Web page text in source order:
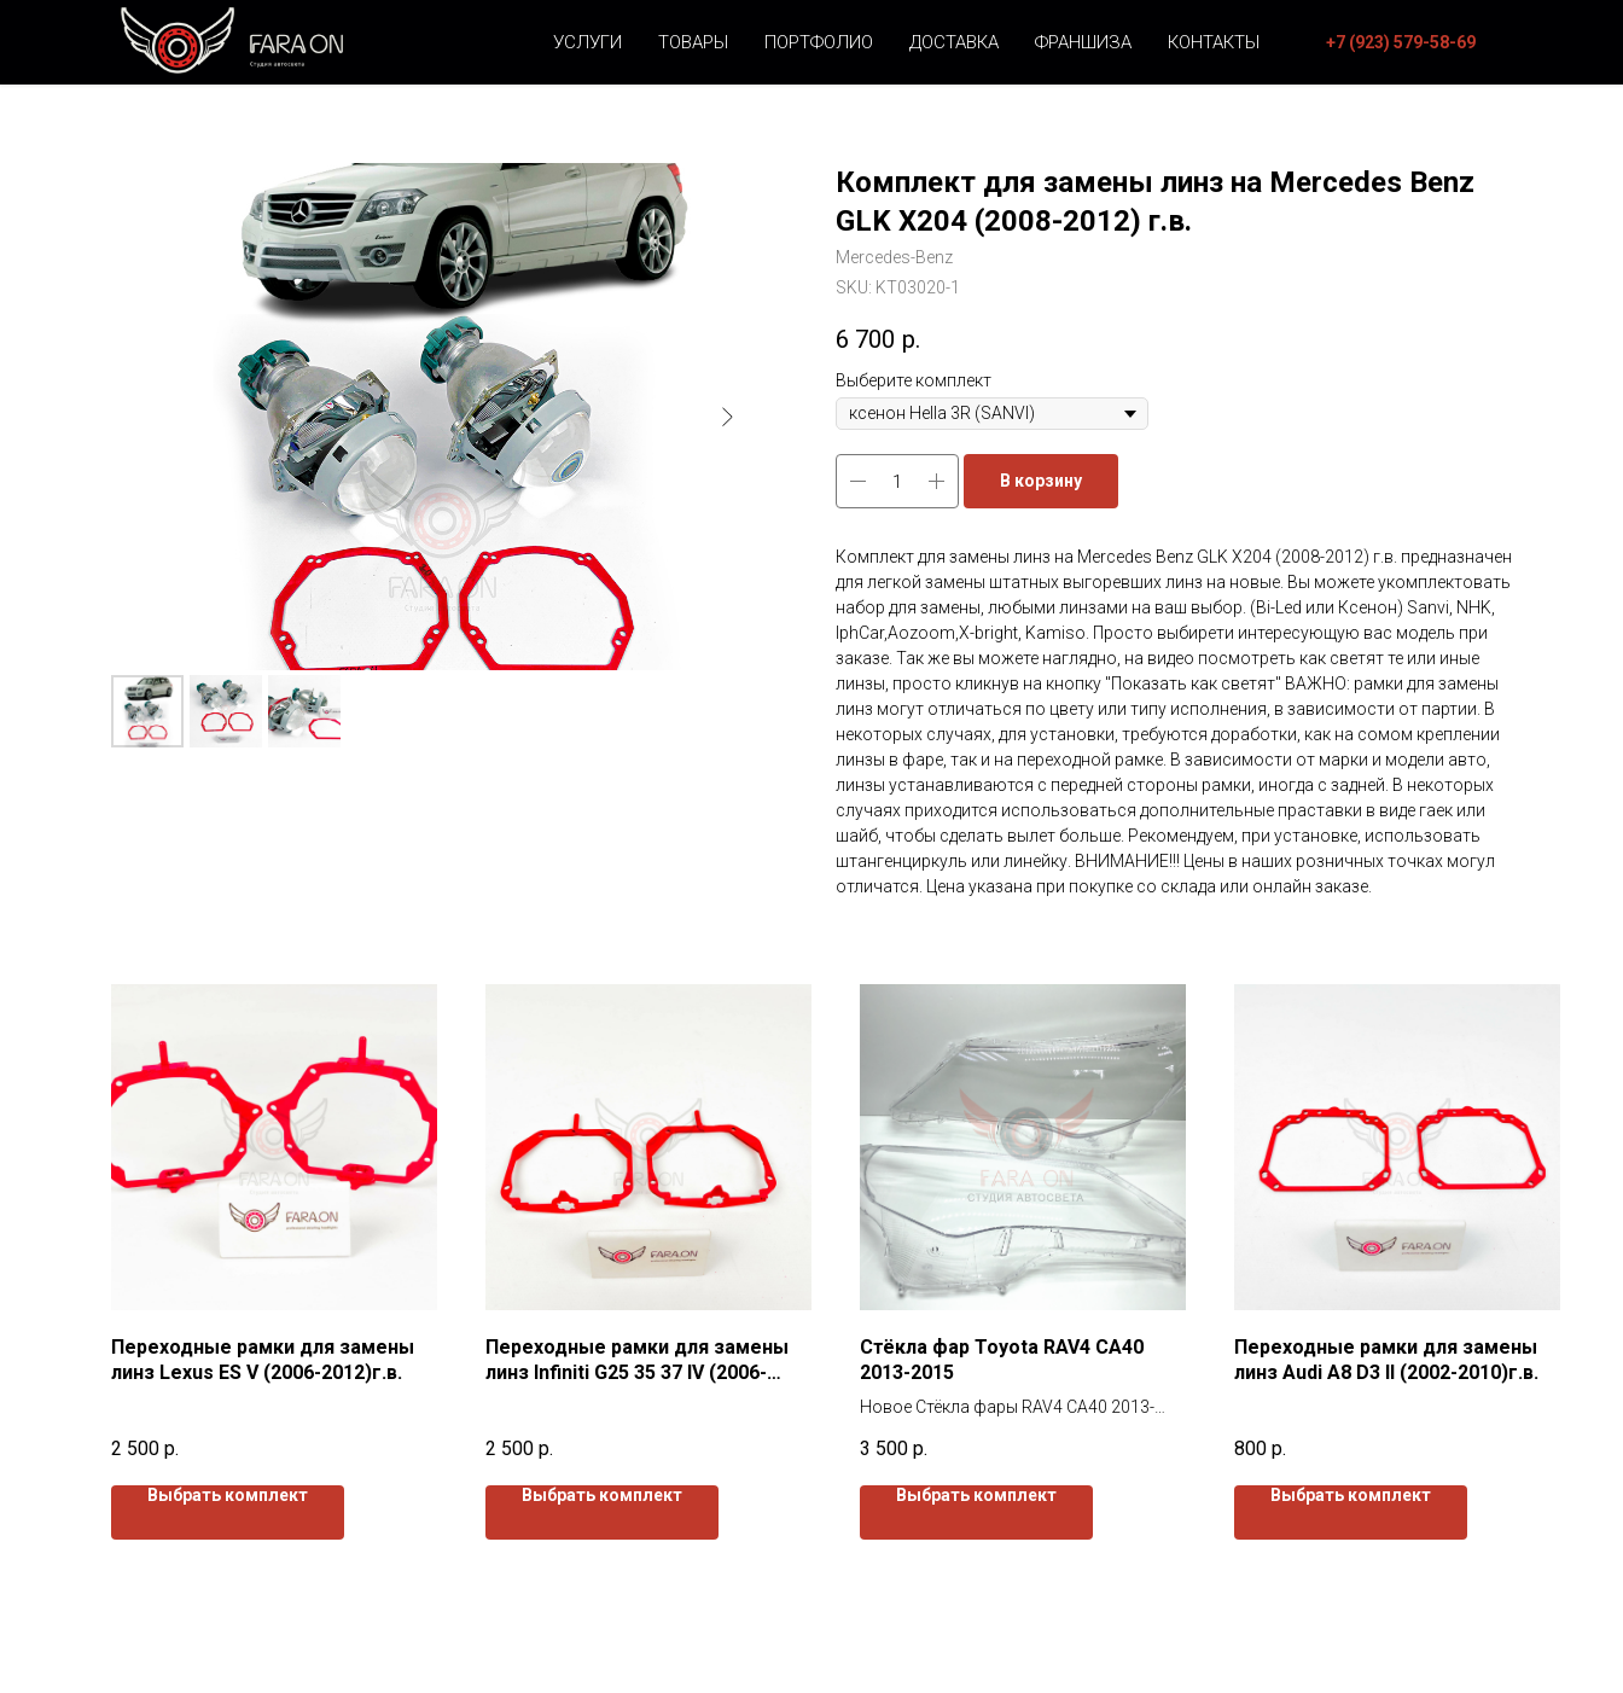
УСЛУГИ ТОВАРЫ ПОРТФОЛИО ДОСТАВКА ФРАНШИЗА КОНТАКТЫ +7 (923) 579-58-69
Комплект для замены линз на Mercedes Benz
GLK X204 (2008-2012) г.в.
Mercedes-Benz
SKU: KT03020-1
6 700 р.
Выберите комплект
В корзину
Комплект для замены линз на Mercedes Benz GLK X204 (2008-2012) г.в. предназначен
для легкой замены штатных выгоревших линз на новые. Вы можете укомплектовать
набор для замены, любыми линзами на ваш выбор. (Bi-Led или Ксенон) Sanvi, NHK,
IphCar,Aozoom,X-bright, Kamiso. Просто выбирети интересующую вас модель при
заказе. Так же вы можете наглядно, на видео посмотреть как светят те или иные
линзы, просто кликнув на кнопку "Показать как светят" ВАЖНО: рамки для замены
линз могут отличаться по цвету или типу исполнения, в зависимости от партии. В
некоторых случаях, для установки, требуются доработки, как на сомом креплении
линзы в фаре, так и на переходной рамке. В зависимости от марки и модели авто,
линзы устанавливаются с передней стороны рамки, иногда с задней. В некоторых
случаях приходится использоваться дополнительные праставки в виде гаек или
шайб, чтобы сделать вылет больше. Рекомендуем, при установке, использовать
штангенциркуль или линейку. ВНИМАНИЕ!!! Цены в наших розничных точках могул
отличатся. Цена указана при покупке со склада или онлайн заказе.
Переходные рамки для замены
линз Lexus ES V (2006-2012)г.в.
2 500 р.
Выбрать комплект
Переходные рамки для замены
линз Infiniti G25 35 37 IV (2006-
2 500 р.
Выбрать комплект
Стёкла фар Toyota RAV4 CA40
2013-2015
Новое Стёкла фары RAV4 CA40 2013-
стекла покрыты защитным лаком как с
наружи так и изнутри.
3 500 р.
Выбрать комплект
Переходные рамки для замены
линз Audi A8 D3 II (2002-2010)г.в.
800 р.
Выбрать комплект